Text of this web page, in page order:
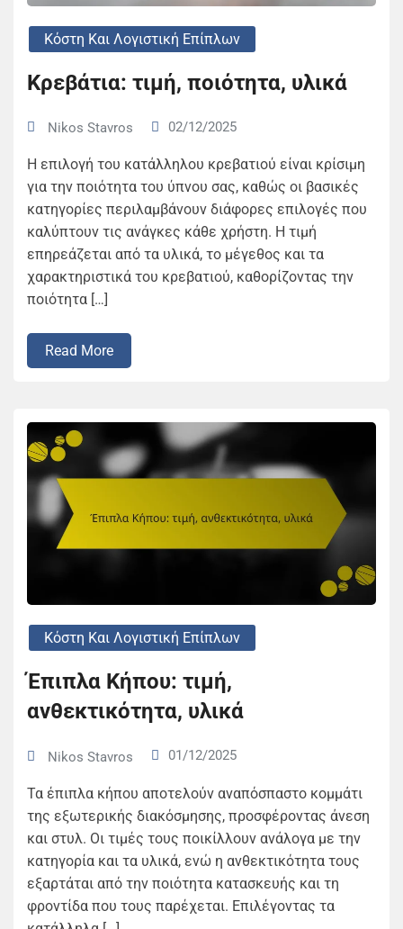
Κόστη Και Λογιστική Επίπλων
Κρεβάτια: τιμή, ποιότητα, υλικά
Nikos Stavros 02/12/2025
Η επιλογή του κατάλληλου κρεβατιού είναι κρίσιμη
για την ποιότητα του ύπνου σας, καθώς οι βασικές
κατηγορίες περιλαμβάνουν διάφορες επιλογές που
καλύπτουν τις ανάγκες κάθε χρήστη. Η τιμή
επηρεάζεται από τα υλικά, το μέγεθος και τα
χαρακτηριστικά του κρεβατιού, καθορίζοντας την
ποιότητα […]
Read More
Κόστη Και Λογιστική Επίπλων
Έπιπλα Κήπου: τιμή,
ανθεκτικότητα, υλικά
Nikos Stavros 01/12/2025
Τα έπιπλα κήπου αποτελούν αναπόσπαστο κομμάτι
της εξωτερικής διακόσμησης, προσφέροντας άνεση
και στυλ. Οι τιμές τους ποικίλλουν ανάλογα με την
κατηγορία και τα υλικά, ενώ η ανθεκτικότητα τους
εξαρτάται από την ποιότητα κατασκευής και τη
φροντίδα που τους παρέχεται. Επιλέγοντας τα